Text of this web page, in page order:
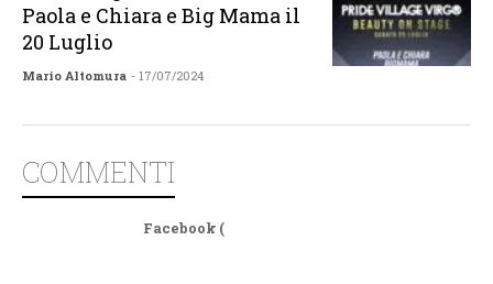
Paola e Chiara e Big Mama il
20 Luglio
Mario Altomura - 17/07/2024
COMMENTI
Facebook (